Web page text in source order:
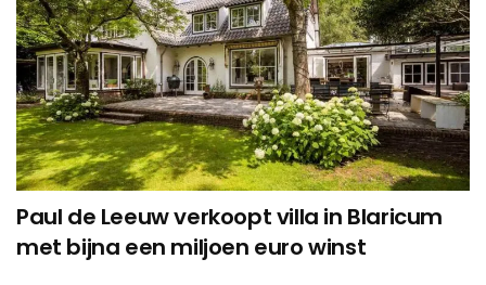
Paul de Leeuw verkoopt villa in Blaricum
met bijna een miljoen euro winst